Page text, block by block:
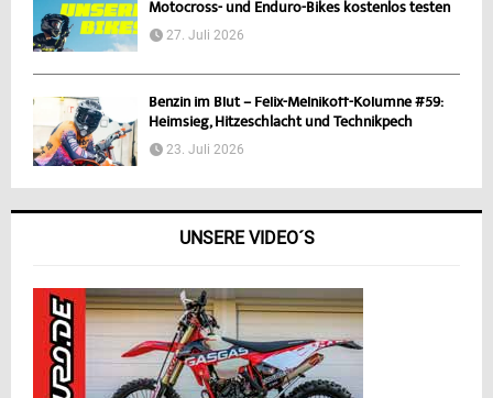
Motocross- und Enduro-Bikes kostenlos testen
27. Juli 2026
Benzin im Blut – Felix-Melnikoff-Kolumne #59:
Heimsieg, Hitzeschlacht und Technikpech
23. Juli 2026
UNSERE VIDEO´S